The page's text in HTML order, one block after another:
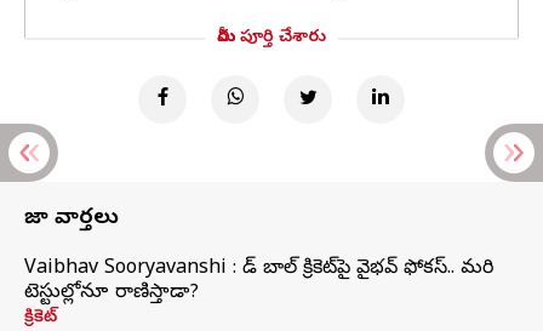
మీరు పూర్తి చేశారు
తాజా వార్తలు
Vaibhav Sooryavanshi : రెడ్ బాల్ క్రికెట్‌పై వైభవ్ ఫోకస్.. మరి
టెస్టుల్లోనూ రాణిస్తాడా?
క్రికెట్